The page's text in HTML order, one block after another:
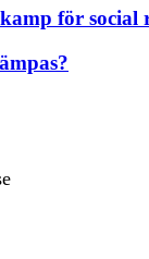
för social